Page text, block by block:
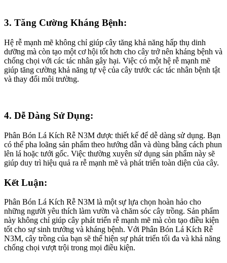
3. Tăng Cường Kháng Bệnh:
Hệ rễ mạnh mẽ không chỉ giúp cây tăng khả năng hấp thụ dinh
dưỡng mà còn tạo một cơ hội tốt hơn cho cây trở nên kháng bệnh và
chống chọi với các tác nhân gây hại. Việc có một hệ rễ mạnh mẽ
giúp tăng cường khả năng tự vệ của cây trước các tác nhân bệnh tật
và thay đổi môi trường.
4. Dễ Dàng Sử Dụng:
Phân Bón Lá Kích Rễ N3M được thiết kế để dễ dàng sử dụng. Bạn
có thể pha loãng sản phẩm theo hướng dẫn và dùng bằng cách phun
lên lá hoặc tưới gốc. Việc thường xuyên sử dụng sản phẩm này sẽ
giúp duy trì hiệu quả ra rễ mạnh mẽ và phát triển toàn diện của cây.
Kết Luận:
Phân Bón Lá Kích Rễ N3M là một sự lựa chọn hoàn hảo cho
những người yêu thích làm vườn và chăm sóc cây trồng. Sản phẩm
này không chỉ giúp cây phát triển rễ mạnh mẽ mà còn tạo điều kiện
tốt cho sự sinh trưởng và kháng bệnh. Với Phân Bón Lá Kích Rễ
N3M, cây trồng của bạn sẽ thể hiện sự phát triển tối đa và khả năng
chống chọi vượt trội trong mọi điều kiện.